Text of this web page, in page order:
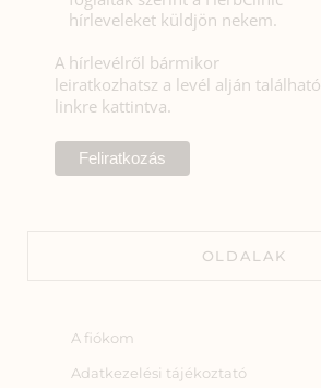
hírleveleket küldjön nekem.
A hírlevélről bármikor
leiratkozhatsz a levél alján található
linkre kattintva.
OLDALAK
A fiókom
Adatkezelési tájékoztató